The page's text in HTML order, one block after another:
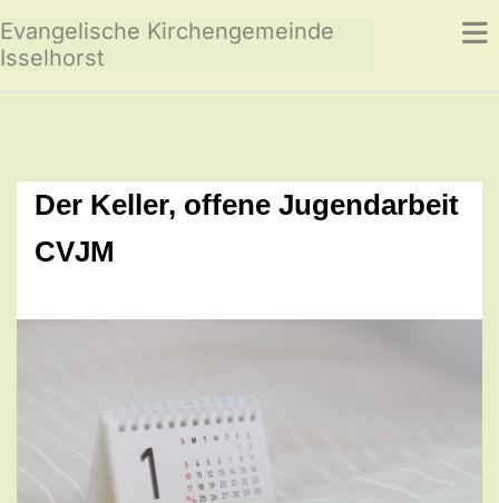
Evangelische Kirchengemeinde
Isselhorst
Der Keller, offene Jugendarbeit
CVJM